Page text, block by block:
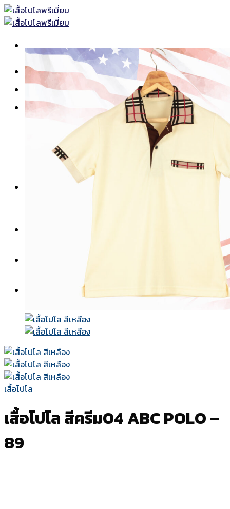
Skip
to
หน้าแรก
เสื้อโปโลพร้อมส่ง
เสื้อโปโล
เสื้อโปโลแบบธรรมดา
เสื้อโปโลแบบตัดต่อ
เสื้อโปโลแขนยาว
เสื้อโปโลพิมพ์ลาย
เสื้อคอกลม-คอวี
วิธีการสั่งซื้อ-ชำระเงิน
เสื้อโปโล
เสื้อโปโล สีครีม04 ABC POLO –
89